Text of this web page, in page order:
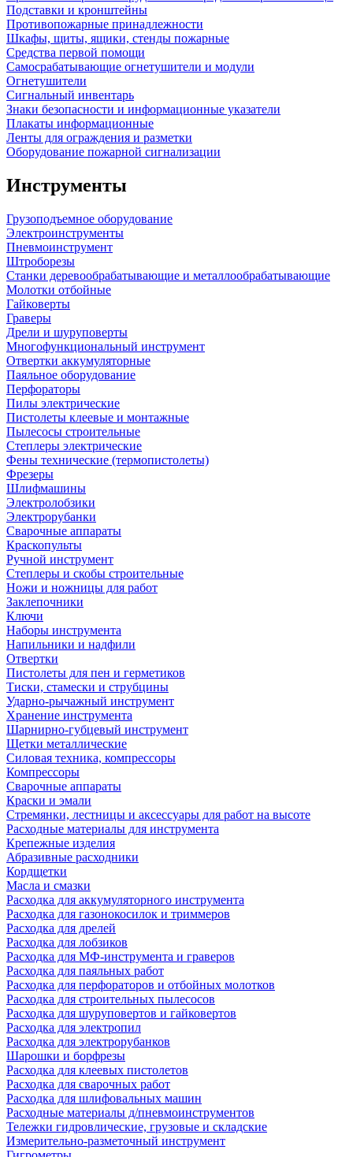
Подставки и кронштейны
Противопожарные принадлежности
Шкафы, щиты, ящики, стенды пожарные
Средства первой помощи
Самосрабатывающие огнетушители и модули
Огнетушители
Сигнальный инвентарь
Знаки безопасности и информационные указатели
Плакаты информационные
Ленты для ограждения и разметки
Оборудование пожарной сигнализации
Инструменты
Грузоподъемное оборудование
Электроинструменты
Пневмоинструмент
Штроборезы
Станки деревообрабатывающие и металлообрабатывающие
Молотки отбойные
Гайковерты
Граверы
Дрели и шуруповерты
Многофункциональный инструмент
Отвертки аккумуляторные
Паяльное оборудование
Перфораторы
Пилы электрические
Пистолеты клеевые и монтажные
Пылесосы строительные
Степлеры электрические
Фены технические (термопистолеты)
Фрезеры
Шлифмашины
Электролобзики
Электрорубанки
Сварочные аппараты
Краскопульты
Ручной инструмент
Степлеры и скобы строительные
Ножи и ножницы для работ
Заклепочники
Ключи
Наборы инструмента
Напильники и надфили
Отвертки
Пистолеты для пен и герметиков
Тиски, стамески и струбцины
Ударно-рычажный инструмент
Хранение инструмента
Шарнирно-губцевый инструмент
Щетки металлические
Силовая техника, компрессоры
Компрессоры
Сварочные аппараты
Краски и эмали
Стремянки, лестницы и аксессуары для работ на высоте
Расходные материалы для инструмента
Крепежные изделия
Абразивные расходники
Кордщетки
Масла и смазки
Расходка для аккумуляторного инструмента
Расходка для газонокосилок и триммеров
Расходка для дрелей
Расходка для лобзиков
Расходка для МФ-инструмента и граверов
Расходка для паяльных работ
Расходка для перфораторов и отбойных молотков
Расходка для строительных пылесоcов
Расходка для шуруповертов и гайковертов
Расходка для электропил
Расходка для электрорубанков
Шарошки и борфрезы
Расходка для клеевых пистолетов
Расходка для сварочных работ
Расходка для шлифовальных машин
Расходные материалы д/пневмоинструментов
Тележки гидровлические, грузовые и складские
Измерительно-разметочный инструмент